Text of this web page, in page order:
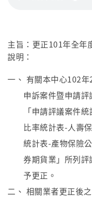
主旨：更正101年全年
說明：
一、 有關本中心102
申訴案件暨申請
「申請評議案件
比率統計表-人壽
統計表-產物保險
券期貨業」所列
予更正。
二、 相關業者更正後